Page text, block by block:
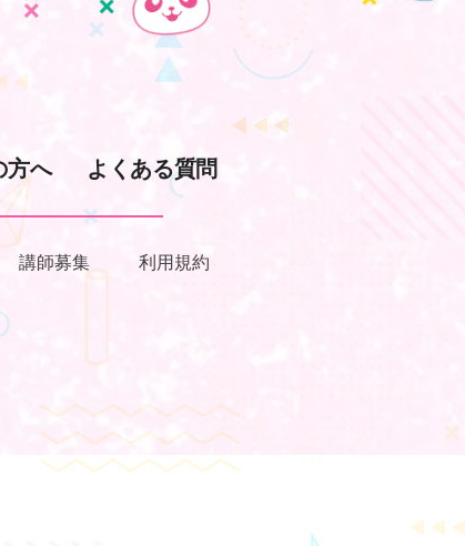
方へ よくある質問
講師募集
利用規約